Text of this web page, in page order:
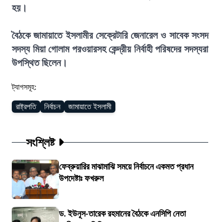
হয়।
বৈঠকে জামায়াতে ইসলামীর সেক্রেটারি জেনারেল ও সাবেক সংসদ
সদস্য মিয়া গোলাম পরওয়ারসহ কেন্দ্রীয় নির্বাহী পরিষদের সদস্যরা
উপস্থিত ছিলেন।
ট্যাগসমূহ:
রাষ্ট্রপতি নির্বাচন জামায়াতে ইসলামী
সংশ্লিষ্ট
ফেব্রুয়ারির মাঝামাঝি সময়ে নির্বাচনে একমত প্রধান
উপদেষ্টাঃ ফখরুল
ড. ইউনূস-তারেক রহমানের বৈঠকে এনসিপি নেতা